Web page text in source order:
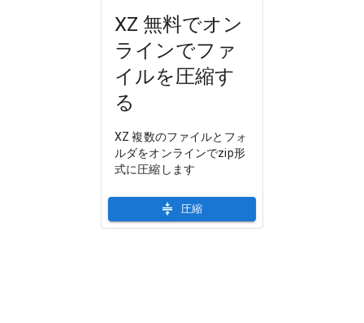
XZ 無料でオン
ラインでファ
イルを圧縮す
る
XZ 複数のファイルとフォ
ルダをオンラインでzip形
式に圧縮します
圧縮